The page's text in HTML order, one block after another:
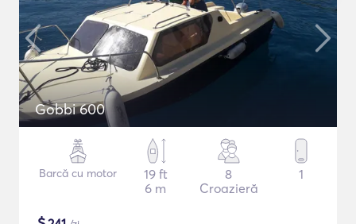
Gobbi 600
Barcă cu motor
19 ft
6 m
8
Croazieră
1